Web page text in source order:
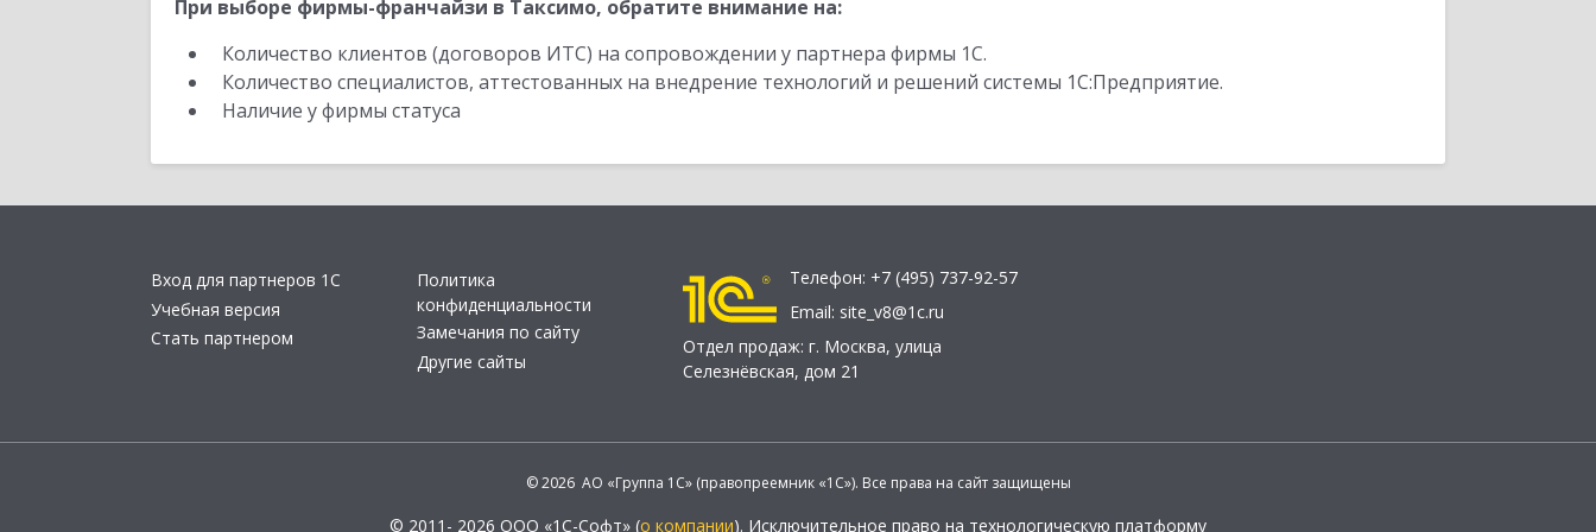
При выборе фирмы-франчайзи в Таксимо, обратите внимание на:
Количество клиентов (договоров ИТС) на сопровождении у партнера фирмы 1С.
Количество специалистов, аттестованных на внедрение технологий и решений системы 1С:Предприятие.
Наличие у фирмы статуса
Вход для партнеров 1С
Учебная версия
Стать партнером
Политика
конфиденциальности
Замечания по сайту
Другие сайты
Телефон: +7 (495) 737-92-57
Email: site_v8@1c.ru
Отдел продаж: г. Москва, улица
Селезнёвская, дом 21
© 2026 АО «Группа 1С» (правопреемник «1С»). Все права на сайт защищены
© 2011- 2026 ООО «1С-Софт» (о компании). Исключительное право на технологическую платформу